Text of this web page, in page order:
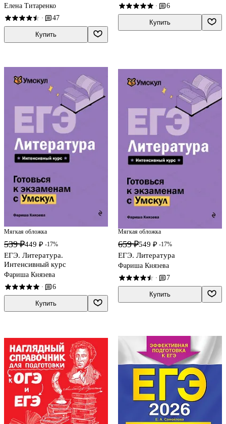
Елена Титаренко
· 47
Купить
· 6
Купить
Мягкая обложка
539 ₽449 ₽ -17%
ЕГЭ. Литература.
Интенсивный курс
Фариша Князева
· 6
Купить
Мягкая обложка
659 ₽549 ₽ -17%
ЕГЭ. Литература
Фариша Князева
· 7
Купить